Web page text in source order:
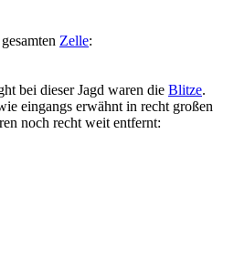
Zelle:
bei dieser Jagd waren die Blitze.
eingangs erwähnt in recht großen
noch recht weit entfernt: